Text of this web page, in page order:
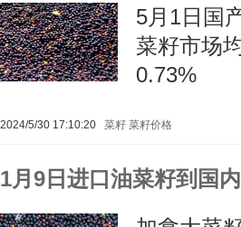
5月1日国
菜籽市场
0.73%
2024/5/30 17:10:20 菜籽 菜籽价格
1月9日进口油菜籽到国